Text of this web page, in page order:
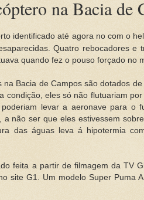
na Bacia de
identificado até agora no com o
Quatro rebocadores e
quando fez o pouso forçado no
Bacia de Campos são dotados
condição, eles só não flutuariam
levar a aeronave para o
não ser que eles estivessem
das águas leva á hipotermia
feita a partir de filmagem da TV
site G1. Um modelo Super Puma